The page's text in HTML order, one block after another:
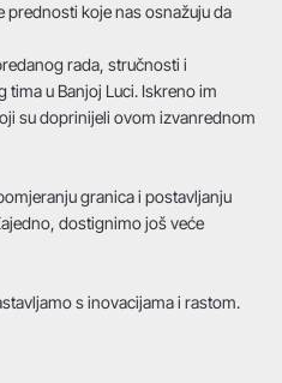
prednosti koje nas osnažuju da
rada, stručnosti i
u Banjoj Luci. Iskreno im
su doprinijeli ovom izvanrednom
granica i postavljanju
dostignimo još veće
s inovacijama i rastom.